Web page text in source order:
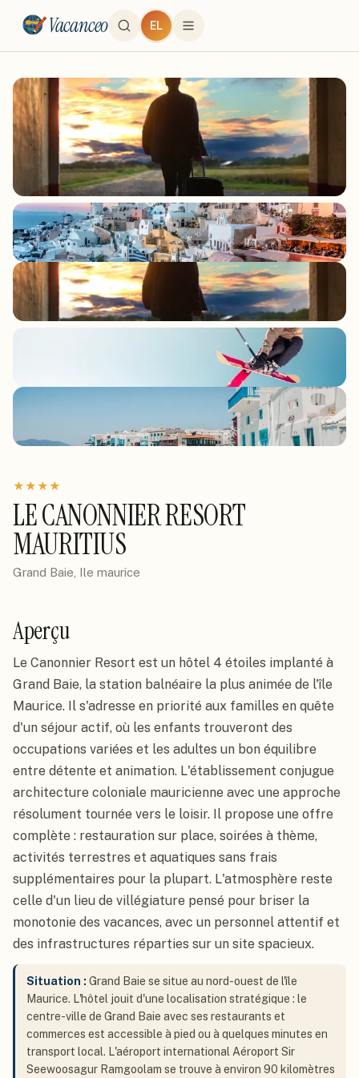
Vacanceo EL
★★★★
LE CANONNIER RESORT
MAURITIUS
Grand Baie, Ile maurice
Aperçu
Le Canonnier Resort est un hôtel 4 étoiles implanté à
Grand Baie, la station balnéaire la plus animée de l'île
Maurice. Il s'adresse en priorité aux familles en quête
d'un séjour actif, où les enfants trouveront des
occupations variées et les adultes un bon équilibre
entre détente et animation. L'établissement conjugue
architecture coloniale mauricienne avec une approche
résolument tournée vers le loisir. Il propose une offre
complète : restauration sur place, soirées à thème,
activités terrestres et aquatiques sans frais
supplémentaires pour la plupart. L'atmosphère reste
celle d'un lieu de villégiature pensé pour briser la
monotonie des vacances, avec un personnel attentif et
des infrastructures réparties sur un site spacieux.
Situation : Grand Baie se situe au nord-ouest de l'île
Maurice. L'hôtel jouit d'une localisation stratégique : le
centre-ville de Grand Baie avec ses restaurants et
commerces est accessible à pied ou à quelques minutes en
transport local. L'aéroport international Aéroport Sir
Seewoosagur Ramgoolam se trouve à environ 90 kilomètres